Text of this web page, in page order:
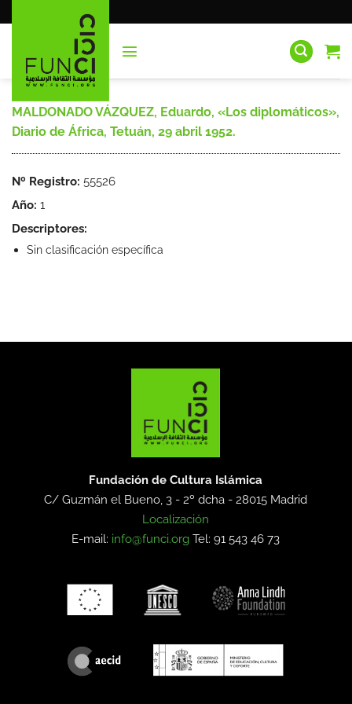
al
MALDONADO VÁZQUEZ, Eduardo, «Los diplomáticos»,
Diario de África, Tetuán, 29 abril 1952.
Nº Registro: 55526
Año: 1
Descriptores:
Sin clasificación específica
Fundación de Cultura Islámica
C/ Guzmán el Bueno, 3 - 2º dcha -28015 Madrid
Localización
E-mail: info@funci.org Tel: 91 543 46 73